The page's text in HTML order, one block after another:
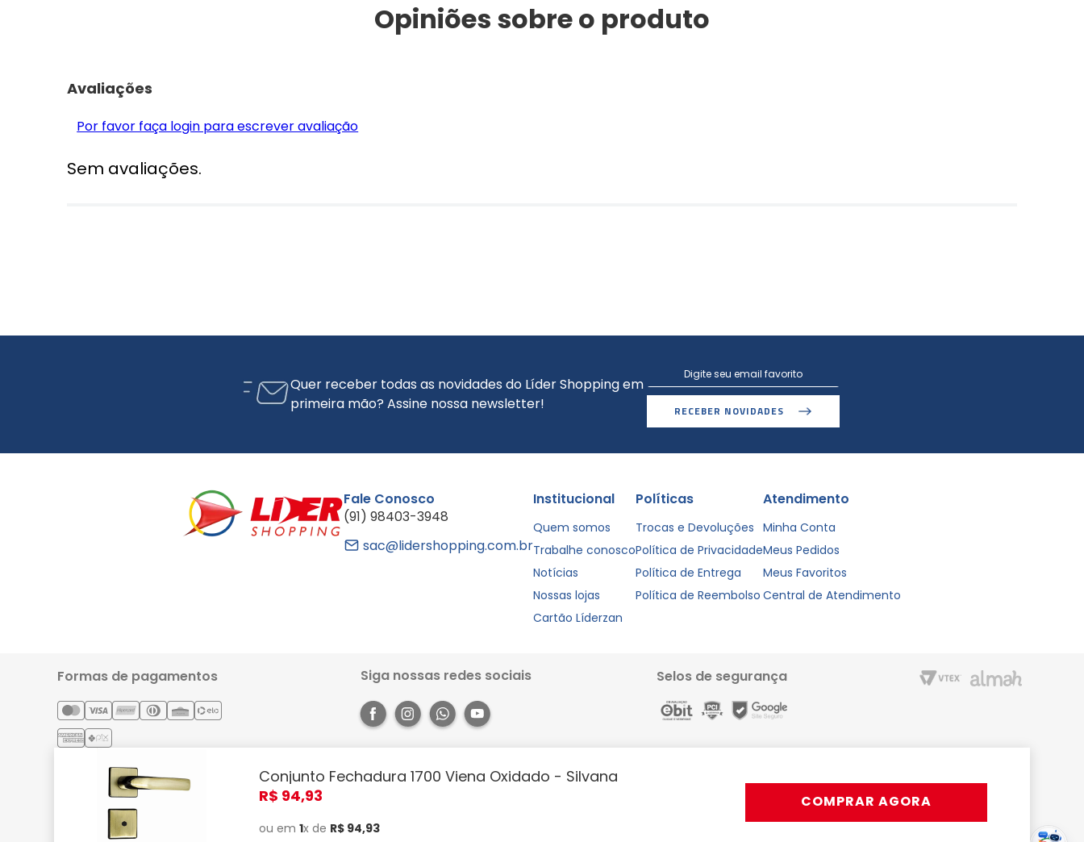
Conjunto Fechadura 1700 Viena Oxidado - Silvana
R$ 94,93
ou em1x de R$ 94,93
COMPRAR AGORA
Opiniões sobre o produto
Avaliações
Por favor faça login para escrever avaliação
Sem avaliações.
Quer receber todas as novidades do Líder Shopping em
primeira mão? Assine nossa newsletter!
RECEBER NOVIDADES
Fale Conosco
(91) 98403-3948
sac@lidershopping.com.br
Institucional
Quem somos
Trabalhe conosco
Notícias
Nossas lojas
Cartão Líderzan
Políticas
Trocas e Devoluções
Política de Privacidade
Política de Entrega
Política de Reembolso
Atendimento
Minha Conta
Meus Pedidos
Meus Favoritos
Central de Atendimento
Formas de pagamentos Siga nossas redes sociais Selos de segurança
Lider Comércio e Indústria Ltda - CNPJ: 05.054.671/0001-59 | Rua dos Pariquis, 1056 - Jurunas, Belém - PA, 66033-590. Site 100% seguro, com entrega rápida e condições especiais para o Cartão Liderzan.
Confira! Smartphones, TVs, eletrodomésticos, notebooks e muito mais. Aproveite a agilidade, praticidade e comodidade que o Líder Shopping proporciona. Acesse o site ou o App
Alterações podem ser feitas sem prévia notificação. Todas as imagens neste site são de efeito meramente ilustrativos, podendo ocorrer variações.